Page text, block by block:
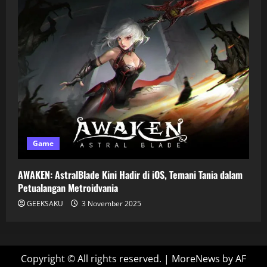
Game
AWAKEN: AstralBlade Kini Hadir di iOS, Temani Tania dalam
Petualangan Metroidvania
GEEKSAKU 3 November 2025
Copyright © All rights reserved. | MoreNews by AF